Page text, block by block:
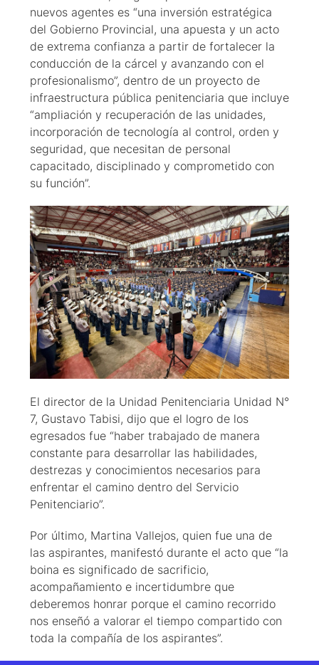
nuevos agentes es “una inversión estratégica
del Gobierno Provincial, una apuesta y un acto
de extrema confianza a partir de fortalecer la
conducción de la cárcel y avanzando con el
profesionalismo”, dentro de un proyecto de
infraestructura pública penitenciaria que incluye
“ampliación y recuperación de las unidades,
incorporación de tecnología al control, orden y
seguridad, que necesitan de personal
capacitado, disciplinado y comprometido con
su función”.
El director de la Unidad Penitenciaria Unidad N°
7, Gustavo Tabisi, dijo que el logro de los
egresados fue “haber trabajado de manera
constante para desarrollar las habilidades,
destrezas y conocimientos necesarios para
enfrentar el camino dentro del Servicio
Penitenciario”.
Por último, Martina Vallejos, quien fue una de
las aspirantes, manifestó durante el acto que “la
boina es significado de sacrificio,
acompañamiento e incertidumbre que
deberemos honrar porque el camino recorrido
nos enseñó a valorar el tiempo compartido con
toda la compañía de los aspirantes”.